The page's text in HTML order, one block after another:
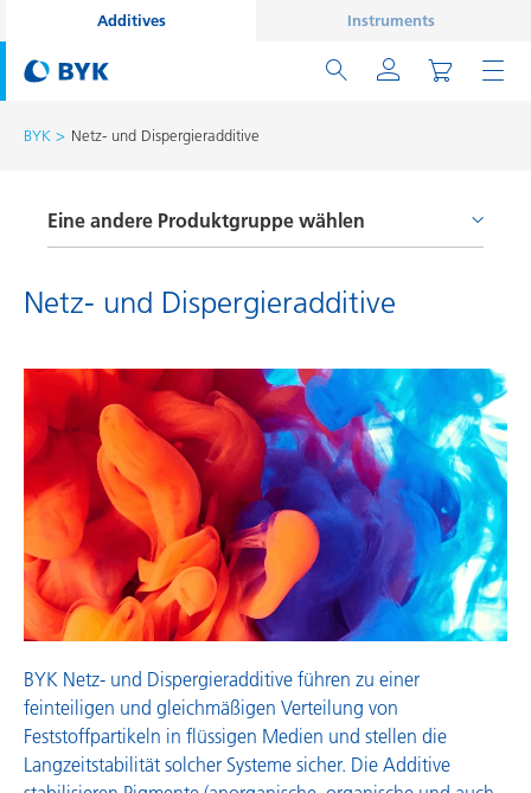
Additives Instruments
BYK Netz- und Dispergieradditive
Netz- und Dispergieradditive
Eine andere Produktgruppe wählen
Haftvermittler und Coupling Agents
Oberflächenadditive
Prozessadditive
Rheologieadditive
Wachsadditive
BYK Netz- und Dispergieradditive führen zu einer
feinteiligen und gleichmäßigen Verteilung von
Feststoffpartikeln in flüssigen Medien und stellen die
Langzeitstabilität solcher Systeme sicher. Die Additive